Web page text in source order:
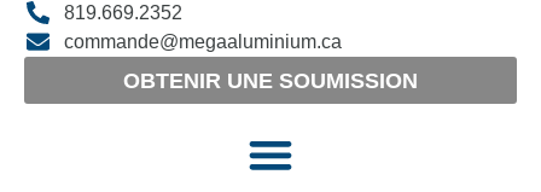
OBTENIR UNE SOUMISSION
819.669.2352
commande@megaaluminium.ca